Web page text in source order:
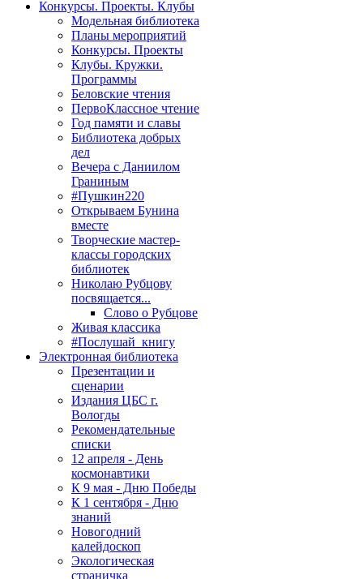
Конкурсы. Проекты. Клубы
Модельная библиотека
Планы мероприятий
Конкурсы. Проекты
Клубы. Кружки.
Программы
Беловские чтения
ПервоКлассное чтение
Год памяти и славы
Библиотека добрых
дел
Вечера с Даниилом
Граниным
#Пушкин220
Открываем Бунина
вместе
Творческие мастер-
классы городских
библиотек
Николаю Рубцову
посвящается...
Слово о Рубцове
Живая классика
#Послушай_книгу
Электронная библиотека
Презентации и
сценарии
Издания ЦБС г.
Вологды
Рекомендательные
списки
12 апреля - День
космонавтики
К 9 мая - Дню Победы
К 1 сентября - Дню
знаний
Новогодний
калейдоскоп
Экологическая
страничка